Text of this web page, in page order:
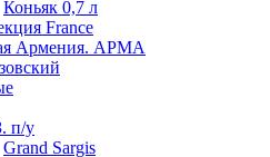
Коньяк 0,7 л
France
Армения. АРМА
п/у
Grand Sargis